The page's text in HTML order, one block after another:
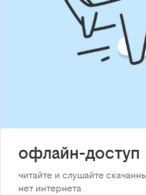
офлайн-доступ
читайте и слушайте
нет интернета